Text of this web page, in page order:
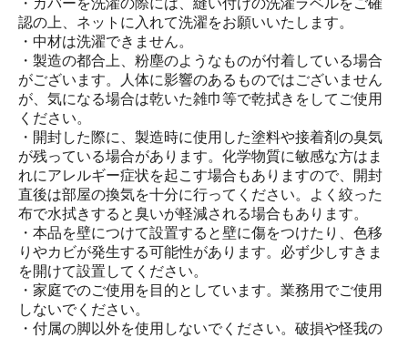
認の上、ネットに入れて洗濯をお願いいたします。
・中材は洗濯できません。
・製造の都合上、粉塵のようなものが付着している場合
がございます。人体に影響のあるものではございません
が、気になる場合は乾いた雑巾等で乾拭きをしてご使用
ください。
・開封した際に、製造時に使用した塗料や接着剤の臭気
が残っている場合があります。化学物質に敏感な方はま
れにアレルギー症状を起こす場合もありますので、開封
直後は部屋の換気を十分に行ってください。よく絞った
布で水拭きすると臭いが軽減される場合もあります。
・本品を壁につけて設置すると壁に傷をつけたり、色移
りやカビが発生する可能性があります。必ず少しすきま
を開けて設置してください。
・家庭でのご使用を目的としています。業務用でご使用
しないでください。
・付属の脚以外を使用しないでください。破損や怪我の